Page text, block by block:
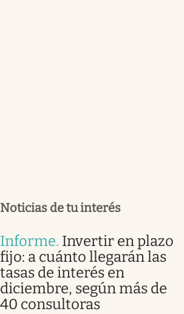
Noticias de tu interés
Informe. Invertir en plazo
fijo: a cuánto llegarán las
tasas de interés en
diciembre, según más de
40 consultoras